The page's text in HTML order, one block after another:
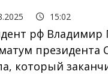
15:02
рф Владимир
президента
который